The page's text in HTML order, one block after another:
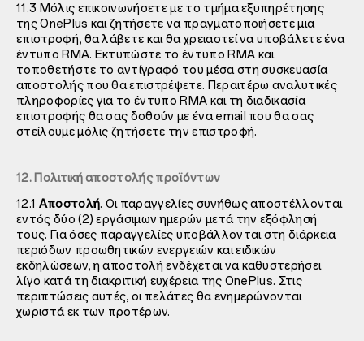
11.3 Μόλις επικοινωνήσετε με το τμήμα εξυπηρέτησης
της OnePlus και ζητήσετε να πραγματοποιήσετε μια
επιστροφή, θα λάβετε και θα χρειαστεί να υποβάλετε ένα
έντυπο RMA. Εκτυπώστε το έντυπο RMA και
τοποθετήστε το αντίγραφό του μέσα στη συσκευασία
αποστολής που θα επιστρέψετε. Περαιτέρω αναλυτικές
πληροφορίες για το έντυπο RMA και τη διαδικασία
επιστροφής θα σας δοθούν με ένα email που θα σας
στείλουμε μόλις ζητήσετε την επιστροφή.
12. Πολιτική αποστολής προϊόντων
12.1 Αποστολή. Οι παραγγελίες συνήθως αποστέλλονται
εντός δύο (2) εργάσιμων ημερών μετά την εξόφλησή
τους. Για όσες παραγγελίες υποβάλλονται στη διάρκεια
περιόδων προωθητικών ενεργειών και ειδικών
εκδηλώσεων, η αποστολή ενδέχεται να καθυστερήσει
λίγο κατά τη διακριτική ευχέρεια της OnePlus. Στις
περιπτώσεις αυτές, οι πελάτες θα ενημερώνονται
χωριστά εκ των προτέρων.